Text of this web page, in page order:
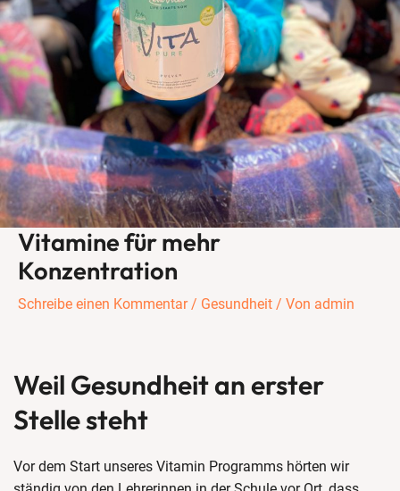
Vitamine für mehr
Konzentration
Schreibe einen Kommentar / Gesundheit / Von admin
Weil Gesundheit an erster
Stelle steht
Vor dem Start unseres Vitamin Programms hörten wir